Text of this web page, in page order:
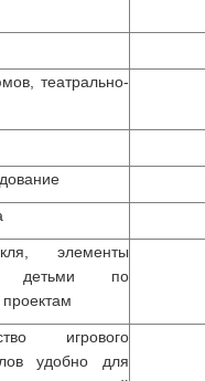
театрально-
элементы
детьми по
игрового
удобно для